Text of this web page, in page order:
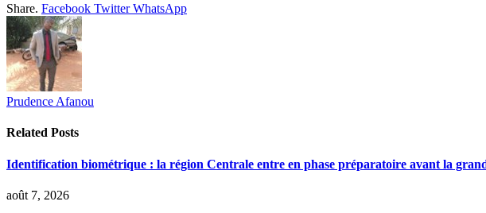
Share. Facebook Twitter WhatsApp
Prudence Afanou
Related Posts
Identification biométrique : la région Centrale entre en phase préparatoire avant la
août 7, 2026